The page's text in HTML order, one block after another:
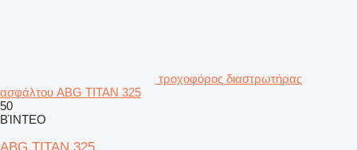
τροχοφόρος διαστρωτήρας
ασφάλτου ABG TITAN 325
50
ΒΊΝΤΕΟ
ABG TITAN 325